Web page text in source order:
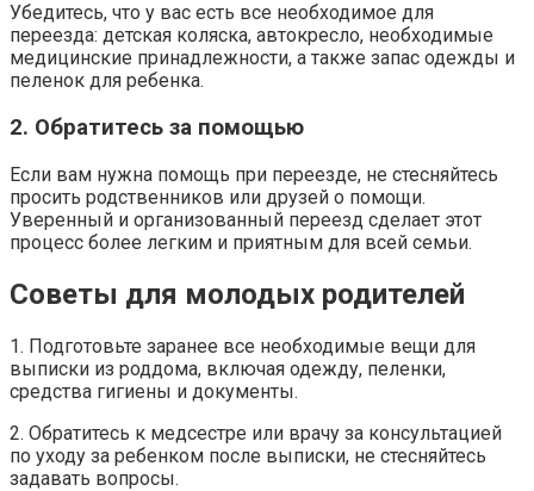
Убедитесь, что у вас есть все необходимое для
переезда: детская коляска, автокресло, необходимые
медицинские принадлежности, а также запас одежды и
пеленок для ребенка.
2. Обратитесь за помощью
Если вам нужна помощь при переезде, не стесняйтесь
просить родственников или друзей о помощи.
Уверенный и организованный переезд сделает этот
процесс более легким и приятным для всей семьи.
Советы для молодых родителей
1. Подготовьте заранее все необходимые вещи для
выписки из роддома, включая одежду, пеленки,
средства гигиены и документы.
2. Обратитесь к медсестре или врачу за консультацией
по уходу за ребенком после выписки, не стесняйтесь
задавать вопросы.